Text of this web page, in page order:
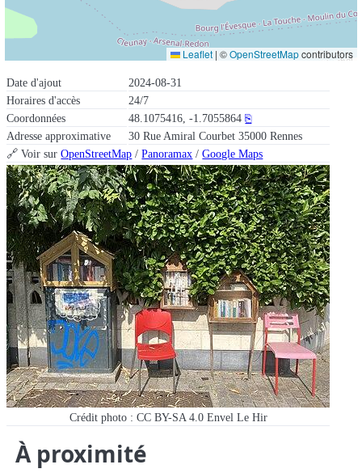
Date d'ajout
2024-08-31
Horaires d'accès
24/7
Coordonnées
48.1075416, -1.7055864 ⎘
Adresse approximative
30 Rue Amiral Courbet 35000 Rennes
🔗 Voir surOpenStreetMap /Panoramax /Google Maps
Crédit photo : CC BY-SA 4.0 Envel Le Hir
Leaflet | ©OpenStreetMapcontributors
À proximité